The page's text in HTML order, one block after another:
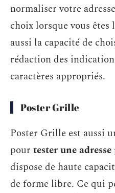
normaliser votre
choix lorsque vous êtes
aussi la capacité de
rédaction des
caractères appropriés.
Poster Grille
Poster Grille est aussi
pour tester une
dispose de haute
de forme libre. Ce qui